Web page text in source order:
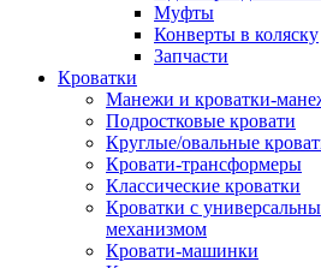
Муфты
Конверты в коляску
Запчасти
Кроватки
Манежи и кроватки-
Подростковые кровати
Круглые/овальные
Кровати-трансформеры
Классические кроватки
Кроватки с
механизмом
Кровати-машинки